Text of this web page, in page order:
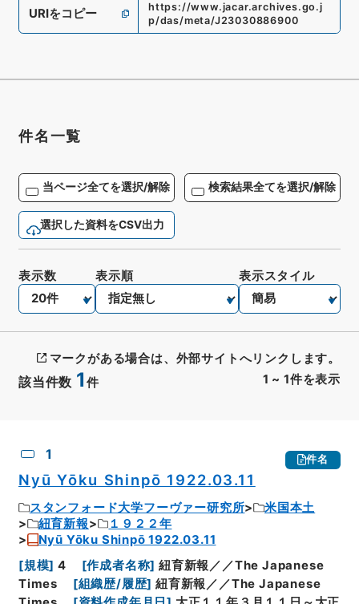
URIをコピー
https://www.jacar.archives.go.j
p/das/meta/J23030886900
件名一覧
当ページ全てを選択/解除 検索結果全てを選択/解除
選択した資料をCSV出力
該当件数 1 件 1 ~ 1件を表示
表示数 表示順 表示スタイル
マークがある場合は、外部サイトへリンクします。
1 件名
Nyū Yōku Shinpō 1922.03.11
スタンフォード大学フーヴァー研究所
米国本土
紐育新報
１９２２年
Nyū Yōku Shinpō 1922.03.11
[規模] 4 [作成者名称] 紐育新報／／The Japanese
Times
[組織歴/履歴] 紐育新報／／The Japanese